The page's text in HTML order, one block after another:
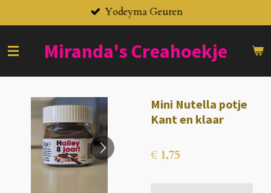
direct
naar
de
Yodeyma Geuren
Miranda's Creahoekje
Mini Nutella potje
Kant en klaar
€ 1,75